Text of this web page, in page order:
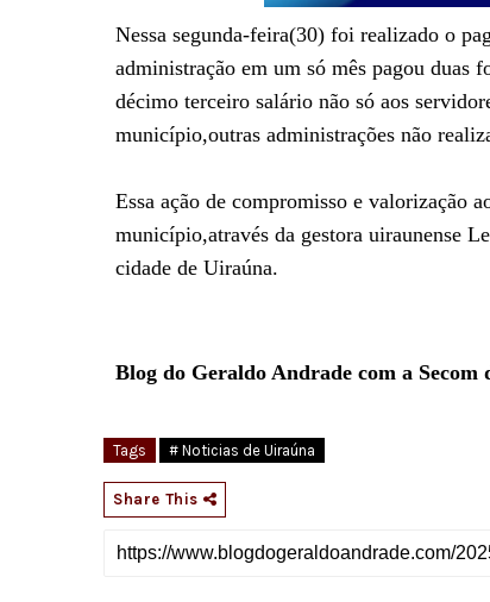
Nessa segunda-feira(30) foi realizado o
administração em um só mês pagou duas
décimo terceiro salário não só aos
município,outras administrações não
Essa ação de compromisso e valorização
município,através da gestora uiraunense
cidade de Uiraúna.
Blog do Geraldo Andrade com a Secom
Tags # Noticias de Uiraúna
Share This